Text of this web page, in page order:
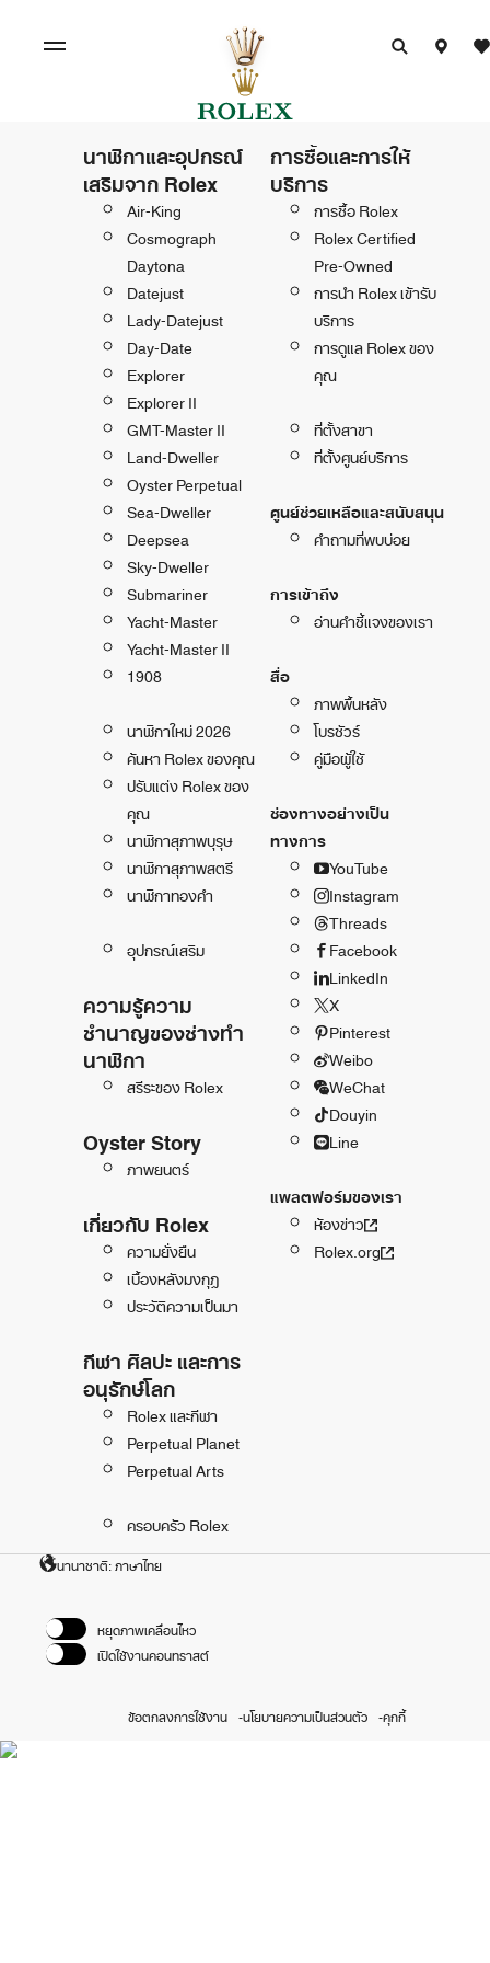
นาฬิกาและอุปกรณ์
เสริมจาก Rolex
Air-King
Cosmograph
Daytona
Datejust
Lady-Datejust
Day-Date
Explorer
Explorer II
GMT-Master II
Land-Dweller
Oyster Perpetual
Sea-Dweller
Deepsea
Sky-Dweller
Submariner
Yacht-Master
Yacht-Master II
1908
นาฬิกาใหม่ 2026
ค้นหา Rolex ของคุณ
ปรับแต่ง Rolex ของ
คุณ
นาฬิกาสุภาพบุรุษ
นาฬิกาสุภาพสตรี
นาฬิกาทองคำ
อุปกรณ์เสริม
ความรู้ความ
ชำนาญของช่างทำ
นาฬิกา
สรีระของ Rolex
Oyster Story
ภาพยนตร์
เกี่ยวกับ Rolex
ความยั่งยืน
เบื้องหลังมงกุฎ
ประวัติความเป็นมา
กีฬา ศิลปะ และการ
อนุรักษ์โลก
Rolex และกีฬา
Perpetual Planet
Perpetual Arts
ครอบครัว Rolex
การซื้อและการให้
บริการ
การซื้อ Rolex
Rolex Certified
Pre-Owned
การนำ Rolex เข้ารับ
บริการ
การดูแล Rolex ของ
คุณ
ที่ตั้งสาขา
ที่ตั้งศูนย์บริการ
ศูนย์ช่วยเหลือและสนับสนุน
คำถามที่พบบ่อย
การเข้าถึง
อ่านคำชี้แจงของเรา
สื่อ
ภาพพื้นหลัง
โบรชัวร์
คู่มือผู้ใช้
ช่องทางอย่างเป็น
ทางการ
YouTube
Instagram
Threads
Facebook
LinkedIn
X
Pinterest
Weibo
WeChat
Douyin
Line
แพลตฟอร์มของเรา
ห้องข่าว
Rolex.org
นานาชาติ: ภาษาไทย
หยุดภาพเคลื่อนไหว
เปิดใช้งานคอนทราสต์
ข้อตกลงการใช้งาน นโยบายความเป็นส่วนตัว คุกกี้